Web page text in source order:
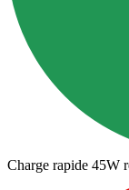
Charge rapide 45W